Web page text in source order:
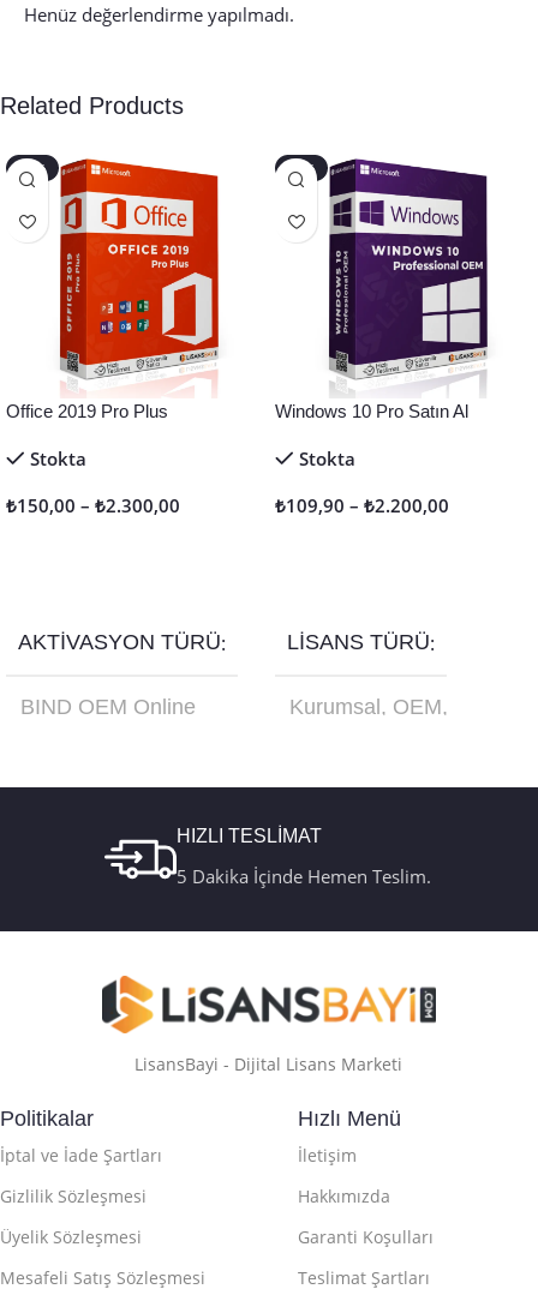
Henüz değerlendirme yapılmadı.
Related Products
-40%
Office 2019 Pro Plus
Stokta
₺150,00 – ₺2.300,00
AKTIVASYON TÜRÜ
BIND OEM Online
-45%
Windows 10 Pro Satın Al
Stokta
₺109,90 – ₺2.200,00
LISANS TÜRÜ
Kurumsal , OEM,
HIZLI TESLİMAT
5 Dakika İçinde Hemen Teslim.
LisansBayi - Dijital Lisans Marketi
Politikalar
İptal ve İade Şartları
Gizlilik Sözleşmesi
Üyelik Sözleşmesi
Mesafeli Satış Sözleşmesi
Hızlı Menü
İletişim
Hakkımızda
Garanti Koşulları
Teslimat Şartları